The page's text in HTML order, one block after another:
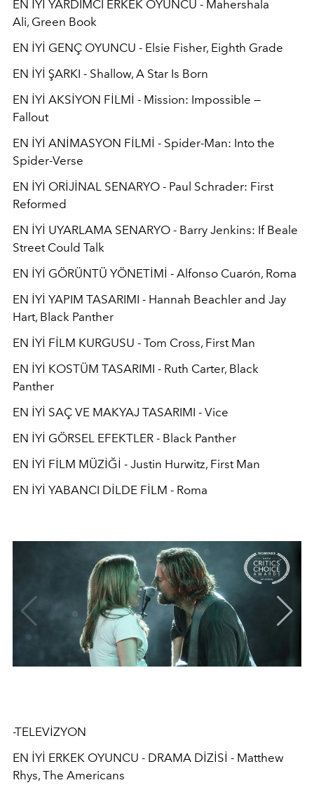
EN İYİ YARDIMCI ERKEK OYUNCU - Mahershala
Ali, Green Book
EN İYİ GENÇ OYUNCU - Elsie Fisher, Eighth Grade
EN İYİ ŞARKI - Shallow, A Star Is Born
EN İYİ AKSİYON FİLMİ - Mission: Impossible —
Fallout
EN İYİ ANİMASYON FİLMİ - Spider-Man: Into the
Spider-Verse
EN İYİ ORİJİNAL SENARYO - Paul Schrader: First
Reformed
EN İYİ UYARLAMA SENARYO - Barry Jenkins: If Beale
Street Could Talk
EN İYİ GÖRÜNTÜ YÖNETİMİ - Alfonso Cuarón, Roma
EN İYİ YAPIM TASARIMI - Hannah Beachler and Jay
Hart, Black Panther
EN İYİ FİLM KURGUSU - Tom Cross, First Man
EN İYİ KOSTÜM TASARIMI - Ruth Carter, Black
Panther
EN İYİ SAÇ VE MAKYAJ TASARIMI - Vice
EN İYİ GÖRSEL EFEKTLER - Black Panther
EN İYİ FİLM MÜZİĞİ - Justin Hurwitz, First Man
EN İYİ YABANCI DİLDE FİLM - Roma
-TELEVİZYON
EN İYİ ERKEK OYUNCU - DRAMA DİZİSİ - Matthew
Rhys, The Americans